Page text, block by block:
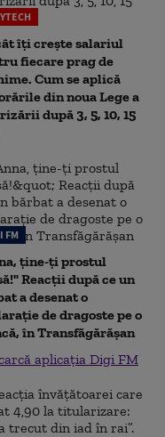
îți crește salariul
fiecare prag de
Cum se aplică
din noua Lege a
după 3, 5, 10, 15
FM
ţine-ţi prostul
Reacţii după ce un
a desenat o
de dragoste pe o
în Transfăgărăşan
aplicația Digi FM